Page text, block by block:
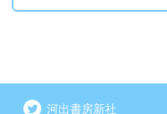
河出書房新社